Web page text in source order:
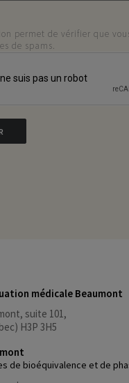
permet de vérifier que
de spams.
médicale Beaumont
suite 101,
H3P 3H5
de bioéquivalence et de